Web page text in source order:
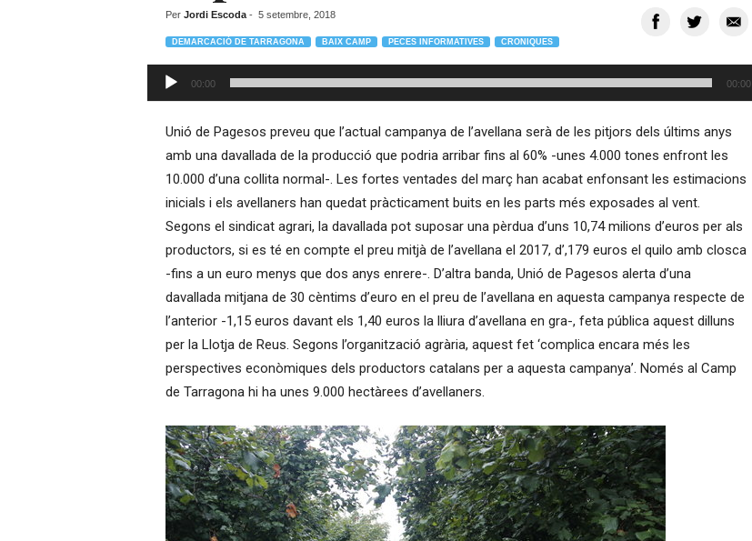
Per Jordi Escoda- 5 setembre, 2018
DEMARCACIÓ DE TARRAGONA BAIX CAMP PECES INFORMATIVES CRONIQUES
Reproductor
d'àudio
00:00 00:00
Unió de Pagesos preveu que l’actual campanya de l’avellana serà de les pitjors dels últims anys
amb una davallada de la producció que podria arribar fins al 60% -unes 4.000 tones enfront les
10.000 d’una collita normal-. Les fortes ventades del març han acabat enfonsant les estimacions
inicials i els avellaners han quedat pràcticament buits en les parts més exposades al vent.
Segons el sindicat agrari, la davallada pot suposar una pèrdua d’uns 10,74 milions d’euros per als
productors, si es té en compte el preu mitjà de l’avellana el 2017, d’,179 euros el quilo amb closca
-fins a un euro menys que dos anys enrere-. D’altra banda, Unió de Pagesos alerta d’una
davallada mitjana de 30 cèntims d’euro en el preu de l’avellana en aquesta campanya respecte de
l’anterior -1,15 euros davant els 1,40 euros la lliura d’avellana en gra-, feta pública aquest dilluns
per la Llotja de Reus. Segons l’organització agrària, aquest fet ‘complica encara més les
perspectives econòmiques dels productors catalans per a aquesta campanya’. Només al Camp
de Tarragona hi ha unes 9.000 hectàrees d’avellaners.